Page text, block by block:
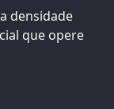
densidade
que opere